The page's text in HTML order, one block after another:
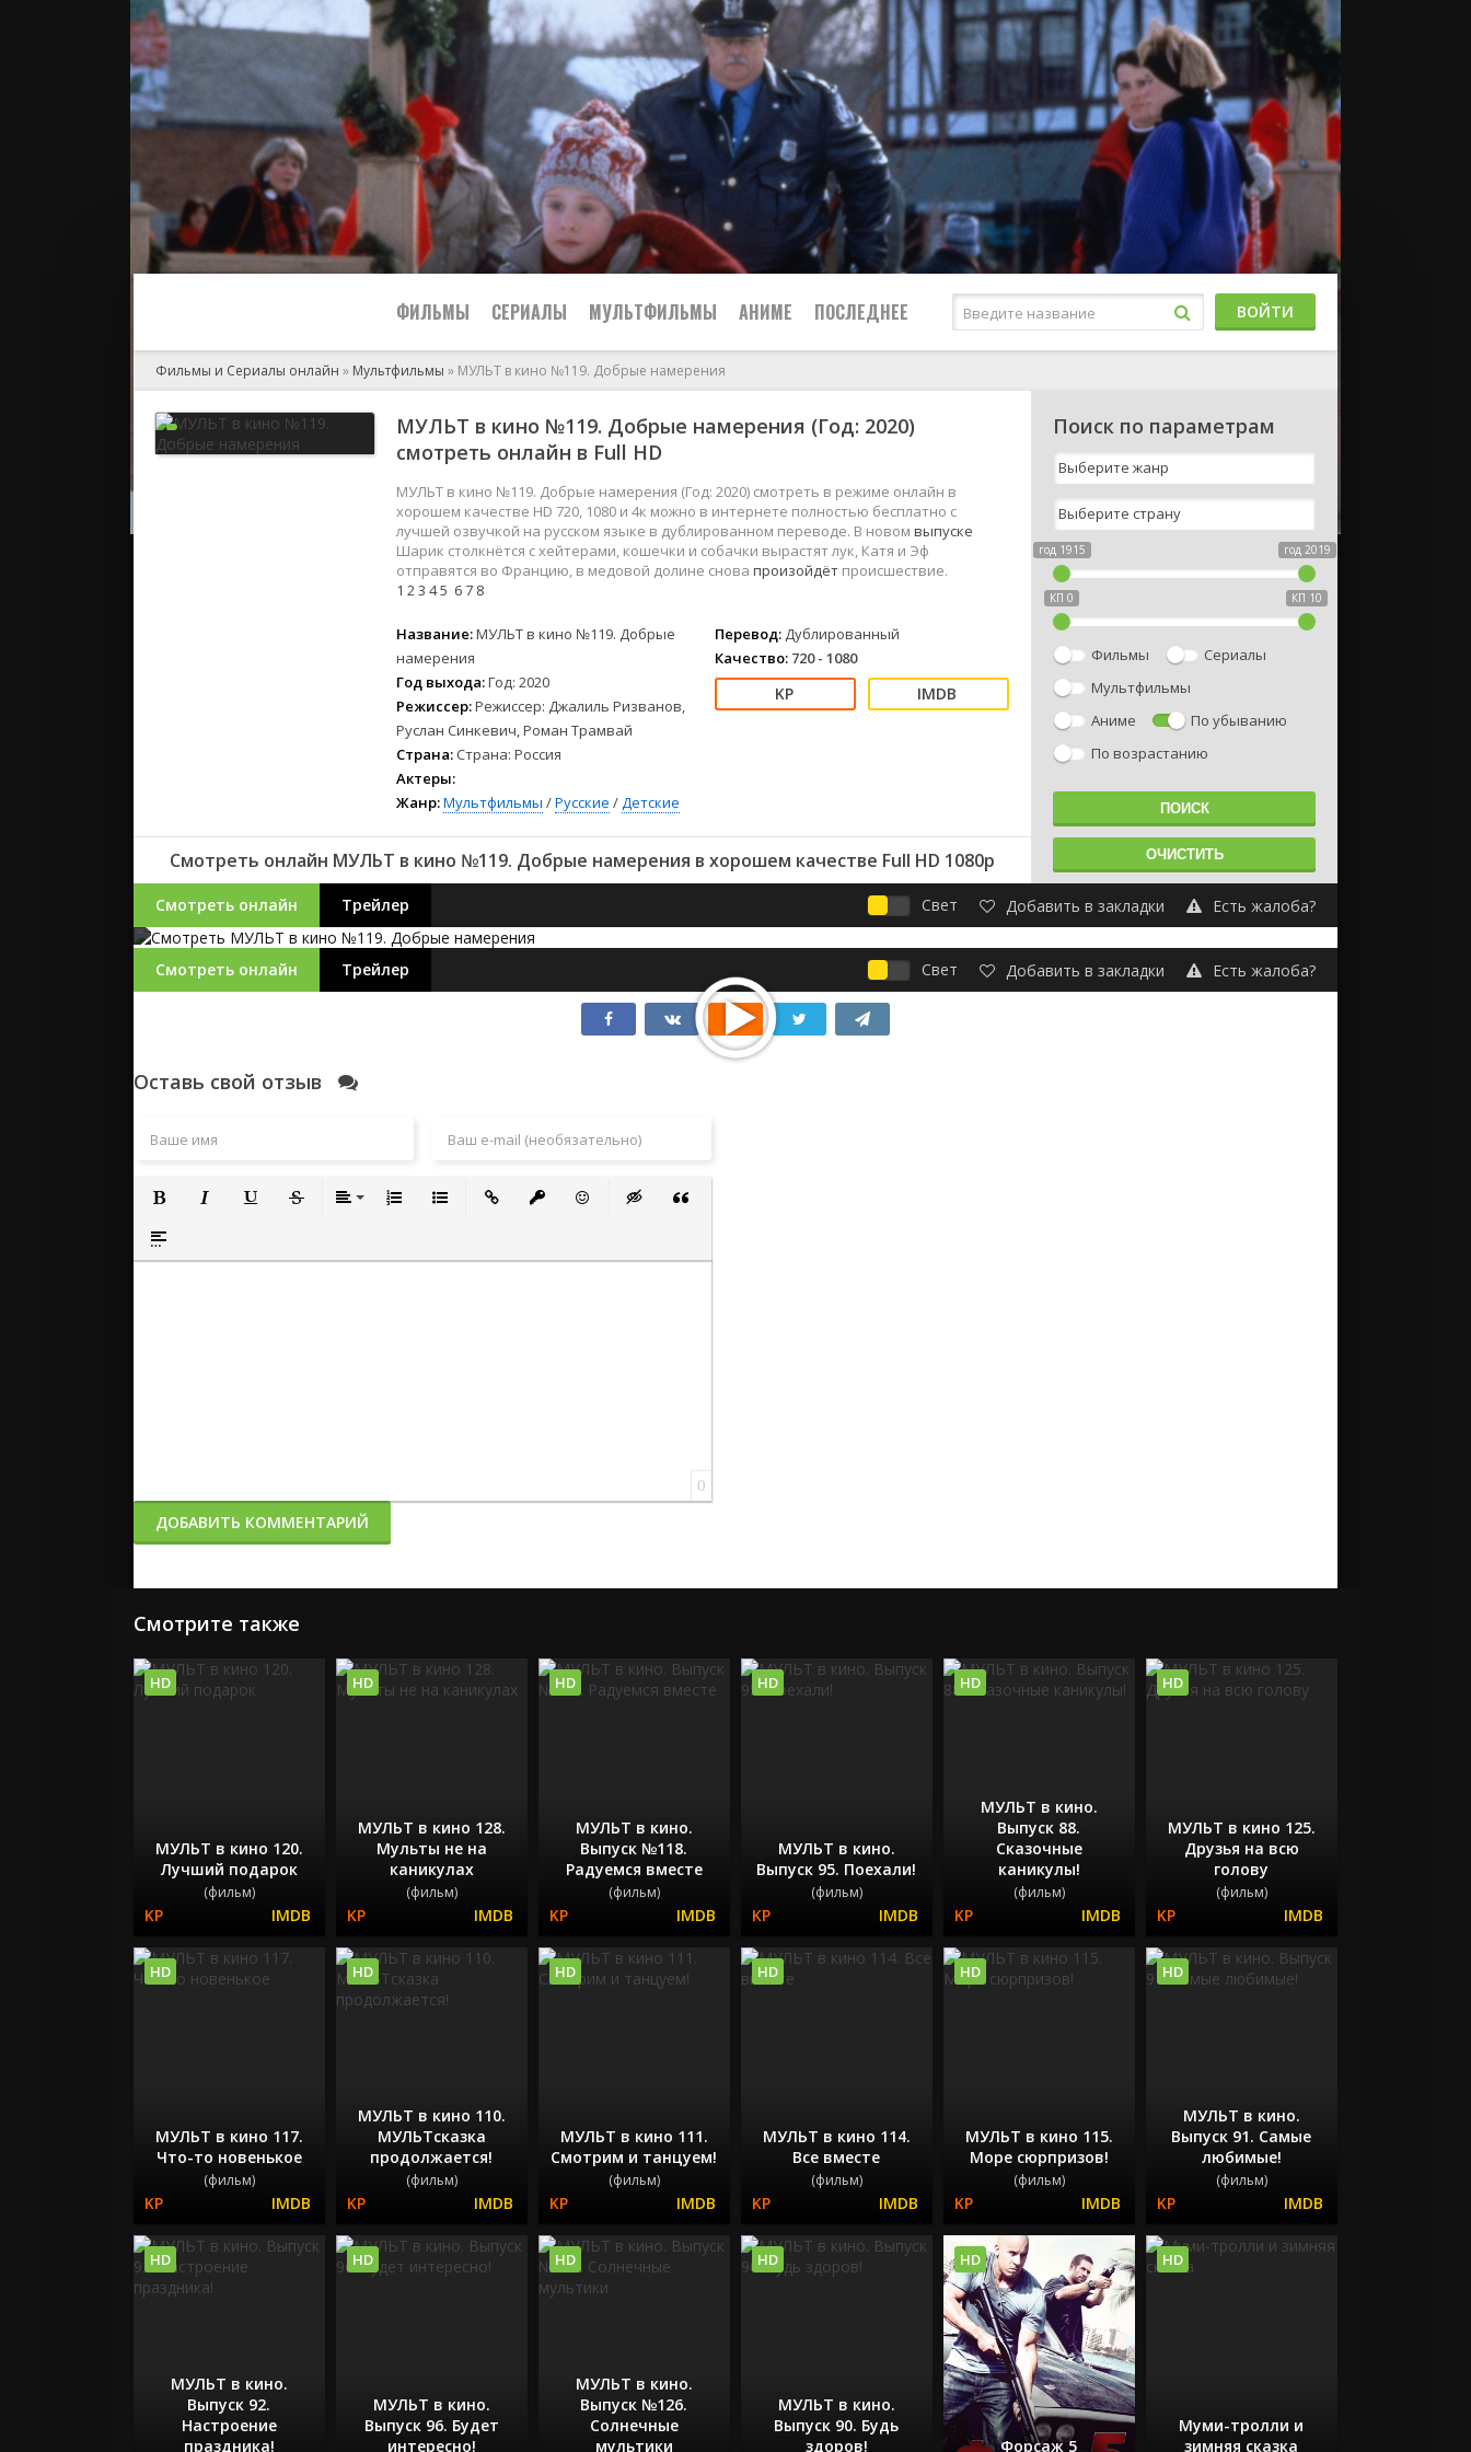
ФИЛЬМЫ
2024
2023
2022
2021
СССР
Зарубежные
Боевики
Военные
Детективы
Детские
Драмы
Комедии
Мелодрамы
Семейные
Спорт
Триллеры
Ужасы
Фэнтези
СЕРИАЛЫ МУЛЬТФИЛЬМЫ АНИМЕ ПОСЛЕДНЕЕ
2023
2022
2021
СССР
Зарубежные
Фильмы из соцетей
ВОЙТИ
Фильмы и Сериалы онлайн » Мультфильмы » МУЛЬТ в кино №119. Добрые намерения
МУЛЬТ в кино №119. Добрые намерения (Год: 2020)
смотреть онлайн в Full HD
МУЛЬТ в кино №119. Добрые намерения (Год: 2020) смотреть в режиме онлайн в
хорошем качестве HD 720, 1080 и 4к можно в интернете полностью бесплатно с
лучшей озвучкой на русском языке в дублированном переводе. В новом выпуске
Шарик столкнётся с хейтерами, кошечки и собачки вырастят лук, Катя и Эф
отправятся во Францию, в медовой долине снова произойдёт происшествие.
1 23 45 67 8
Название:МУЛЬТ в кино №119. Добрые
намерения
Год выхода:Год: 2020
Режиссер:Режиссер: Джалиль Ризванов,
Руслан Синкевич, Роман Трамвай
Страна: Страна: Россия
Перевод: Дублированный
Качество: 720 - 1080
Актеры:
Жанр:Мультфильмы /Русские /Детские
Смотреть онлайн МУЛЬТ в кино №119. Добрые намерения в хорошем качестве Full HD 1080p
Поиск по параметрам
год 1915 год 2019
КП 0 КП 10
Фильмы
Сериалы
Мультфильмы
Аниме
По убыванию
По возрастанию
Смотреть онлайн Трейлер Свет Добавить в закладки Есть жалоба?
Смотреть онлайн Трейлер Свет Добавить в закладки Есть жалоба?
Оставь свой отзыв
Полужирный
Вставка спойлера
0
ДОБАВИТЬ КОММЕНТАРИЙ
Смотрите также
МУЛЬТ в кино 120.
Лучший подарок
(фильм)
HD
МУЛЬТ в кино 128.
Мульты не на
каникулах
(фильм)
HD
МУЛЬТ в кино.
Выпуск №118.
Радуемся вместе
(фильм)
HD
МУЛЬТ в кино.
Выпуск 95. Поехали!
(фильм)
HD
МУЛЬТ в кино.
Выпуск 88.
Сказочные
каникулы!
(фильм)
HD
МУЛЬТ в кино 125.
Друзья на всю
голову
(фильм)
HD
МУЛЬТ в кино 117.
Что-то новенькое
(фильм)
HD
МУЛЬТ в кино 110.
МУЛЬТсказка
продолжается!
(фильм)
HD
МУЛЬТ в кино 111.
Смотрим и танцуем!
(фильм)
HD
МУЛЬТ в кино 114.
Все вместе
(фильм)
HD
МУЛЬТ в кино 115.
Море сюрпризов!
(фильм)
HD
МУЛЬТ в кино.
Выпуск 91. Самые
любимые!
(фильм)
HD
МУЛЬТ в кино.
Выпуск 92.
Настроение
праздника!
HD
МУЛЬТ в кино.
Выпуск 96. Будет
интересно!
HD
МУЛЬТ в кино.
Выпуск №126.
Солнечные
мультики
HD
МУЛЬТ в кино.
Выпуск 90. Будь
здоров!
HD
Форсаж 5
HD
Муми-тролли и
зимняя сказка
HD